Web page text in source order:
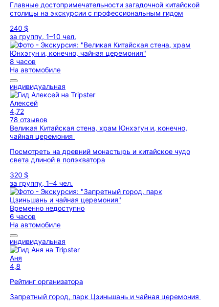
Главные достопримечательности загадочной китайской
столицы на экскурсии с профессиональным гидом
240 $
за группу, 1–10 чел.
8 часов
На автомобиле
индивидуальная
Алексей
4,72
78 отзывов
Великая Китайская стена, храм Юнхэгун и, конечно,
чайная церемония
Посмотреть на древний монастырь и китайское чудо
света длиной в полэкватора
320 $
за группу, 1–4 чел.
Временно недоступно
6 часов
На автомобиле
индивидуальная
Аня
4,8
Рейтинг организатора
Запретный город, парк Цзиньшань и чайная церемония